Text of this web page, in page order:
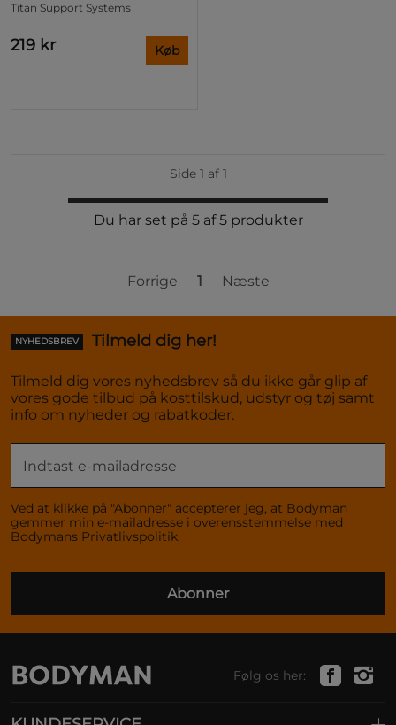
Titan Support Systems
219 kr Køb
Side 1 af 1
Du har set på 5 af 5 produkter
Forrige 1 Næste
NYHEDSBREV Tilmeld dig her!
Tilmeld dig vores nyhedsbrev så du ikke går glip af
vores gode tilbud på kosttilskud, udstyr og tøj samt
info om nyheder og rabatkoder.
Ved at klikke på "Abonner" accepterer jeg, at Bodyman
gemmer min e-mailadresse i overensstemmelse med
Bodymans Privatlivspolitik.
Abonner
Følg os her: